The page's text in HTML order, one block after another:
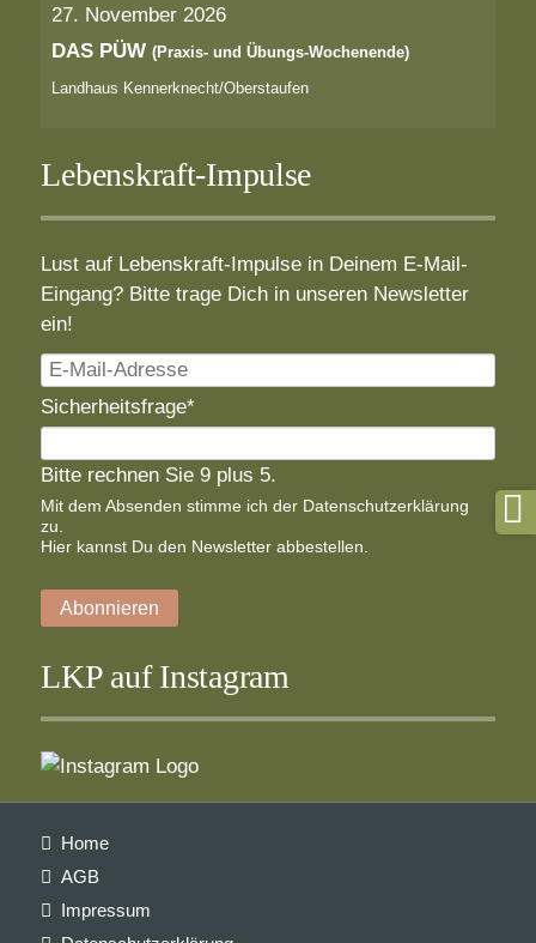
27. November 2026
DAS PÜW(Praxis- und Übungs-Wochenende)
Landhaus Kennerknecht/Oberstaufen
Lebenskraft-Impulse
Lust auf Lebenskraft-Impulse in Deinem E-Mail-
Eingang? Bitte trage Dich in unseren Newsletter
ein!
E-
Mail-
Adresse
Pflichtfeld
Sicherheitsfrage*
Bitte rechnen Sie 9 plus 5.
Mit dem Absenden stimme ich der Datenschutzerklärung
zu.
Hier kannst Du den Newsletter abbestellen.
Abonnieren
LKP auf Instagram
Navigation
Home
AGB
Impressum